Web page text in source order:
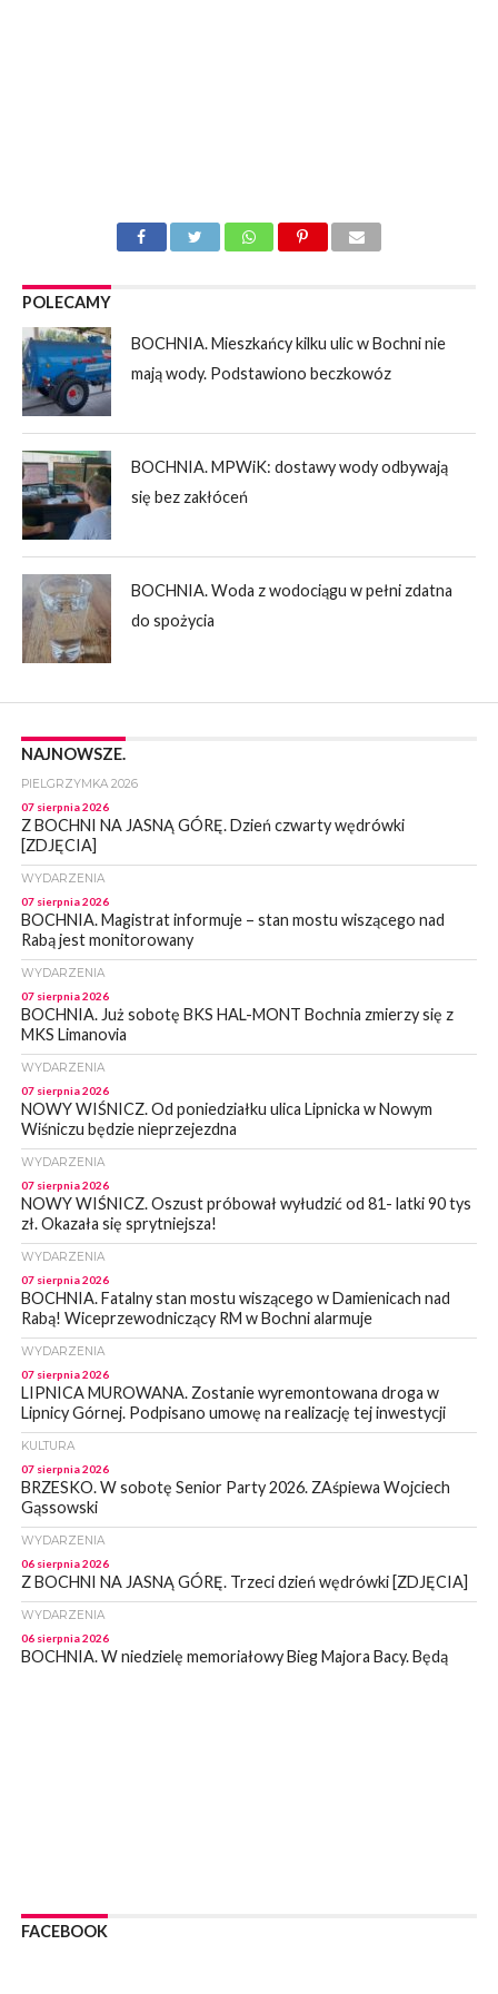
POLECAMY
BOCHNIA. Mieszkańcy kilku ulic w Bochni nie
mają wody. Podstawiono beczkowóz
BOCHNIA. MPWiK: dostawy wody odbywają
się bez zakłóceń
BOCHNIA. Woda z wodociągu w pełni zdatna
do spożycia
NAJNOWSZE.
PIELGRZYMKA 2026
07 sierpnia 2026
Z BOCHNI NA JASNĄ GÓRĘ. Dzień czwarty wędrówki
[ZDJĘCIA]
WYDARZENIA
07 sierpnia 2026
BOCHNIA. Magistrat informuje – stan mostu wiszącego nad
Rabą jest monitorowany
WYDARZENIA
07 sierpnia 2026
BOCHNIA. Już sobotę BKS HAL-MONT Bochnia zmierzy się z
MKS Limanovia
WYDARZENIA
07 sierpnia 2026
NOWY WIŚNICZ. Od poniedziałku ulica Lipnicka w Nowym
Wiśniczu będzie nieprzejezdna
WYDARZENIA
07 sierpnia 2026
NOWY WIŚNICZ. Oszust próbował wyłudzić od 81- latki 90 tys
zł. Okazała się sprytniejsza!
WYDARZENIA
07 sierpnia 2026
BOCHNIA. Fatalny stan mostu wiszącego w Damienicach nad
Rabą! Wiceprzewodniczący RM w Bochni alarmuje
WYDARZENIA
07 sierpnia 2026
LIPNICA MUROWANA. Zostanie wyremontowana droga w
Lipnicy Górnej. Podpisano umowę na realizację tej inwestycji
KULTURA
07 sierpnia 2026
BRZESKO. W sobotę Senior Party 2026. ZAśpiewa Wojciech
Gąssowski
WYDARZENIA
06 sierpnia 2026
Z BOCHNI NA JASNĄ GÓRĘ. Trzeci dzień wędrówki [ZDJĘCIA]
WYDARZENIA
06 sierpnia 2026
BOCHNIA. W niedzielę memoriałowy Bieg Majora Bacy. Będą
06 sierpnia 2026
POWIAT BRZESKI. W Wytrzyszczce karetka zderzyła się z
FACEBOOK